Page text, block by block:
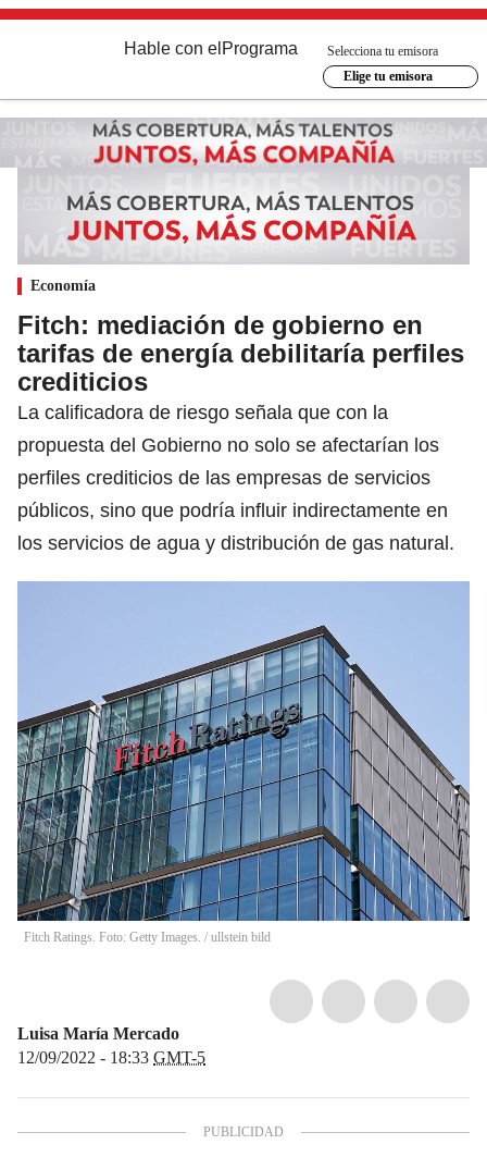
Hable con el Programa
Selecciona tu emisora
Elige tu emisora
Economía
Fitch: mediación de gobierno en
tarifas de energía debilitaría perfiles
crediticios
La calificadora de riesgo señala que con la
propuesta del Gobierno no solo se afectarían los
perfiles crediticios de las empresas de servicios
públicos, sino que podría influir indirectamente en
los servicios de agua y distribución de gas natural.
Fitch Ratings. Foto: Getty Images. / ullstein bild
Luisa María Mercado
12/09/2022 - 18:33 GMT-5